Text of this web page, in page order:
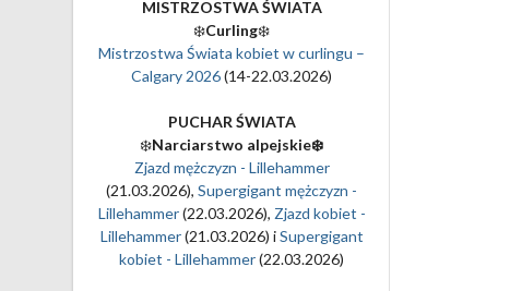
MISTRZOSTWA ŚWIATA
❄️Curling❄️
Mistrzostwa Świata kobiet w curlingu –
Calgary 2026(14-22.03.2026)
PUCHAR ŚWIATA
❄️Narciarstwo alpejskie❄️
Zjazd mężczyzn - Lillehammer
(21.03.2026),Supergigant mężczyzn -
Lillehammer(22.03.2026), Zjazd kobiet -
Lillehammer(21.03.2026) iSupergigant
kobiet - Lillehammer(22.03.2026)